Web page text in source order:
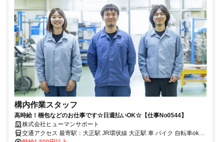
構内作業スタッフ
高時給！梱包などのお仕事です☆日週払いOK☆【仕事No0544】
株式会社ヒューマンサポート
交通アクセス 最寄駅：大正駅 JR環状線 大正駅 車 バイク 自転車ok